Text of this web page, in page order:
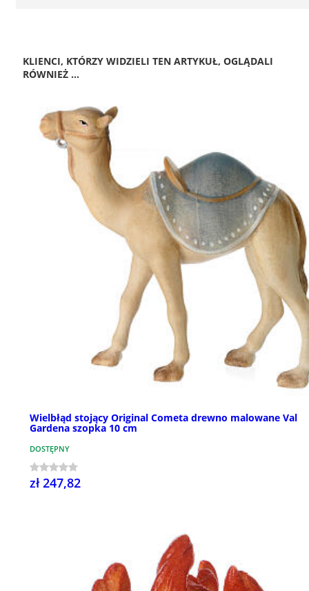
KLIENCI, KTÓRZY WIDZIELI TEN ARTYKUŁ, OGLĄDALI
RÓWNIEŻ ...
Wielbłąd stojący Original Cometa drewno malowane Val
Gardena szopka 10 cm
DOSTĘPNY
zł 247,82